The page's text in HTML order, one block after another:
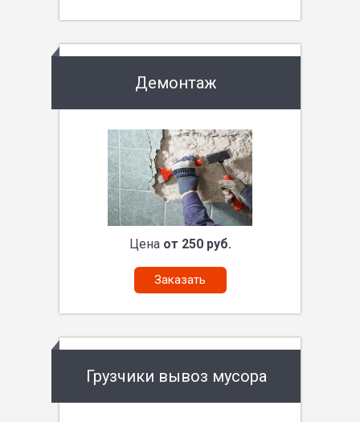
Демонтаж
Цена от 250 руб.
Заказать
Грузчики вывоз мусора